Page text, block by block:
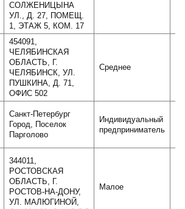
СОЛЖЕНИЦЫНА
УЛ., Д. 27, ПОМЕЩ.
1, ЭТАЖ 5, КОМ. 17
454091,
ЧЕЛЯБИНСКАЯ
ОБЛАСТЬ, Г.
ЧЕЛЯБИНСК, УЛ.
ПУШКИНА, Д. 71,
ОФИС 502
Среднее
Санкт-Петербург
Город, Поселок
Парголово
Индивидуальный
предприниматель
344011,
РОСТОВСКАЯ
ОБЛАСТЬ, Г.
РОСТОВ-НА-ДОНУ,
УЛ. МАЛЮГИНОЙ,
Малое